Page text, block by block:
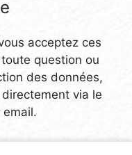
acceptez ces
question ou
des données,
via le